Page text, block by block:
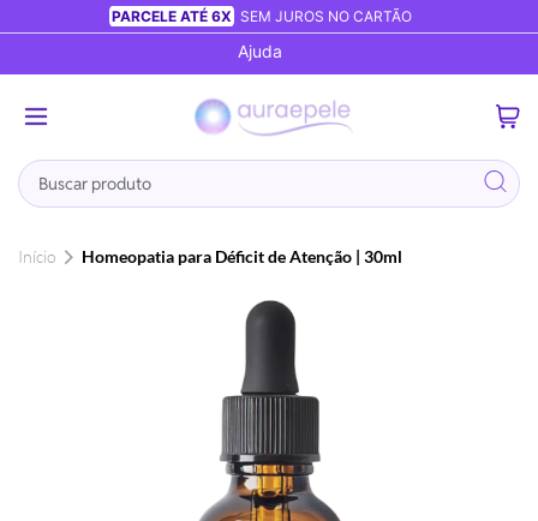
PARCELE ATÉ 6X SEM JUROS NO CARTÃO
Ajuda
Busca
Início Homeopatia para Déficit de Atenção | 30ml